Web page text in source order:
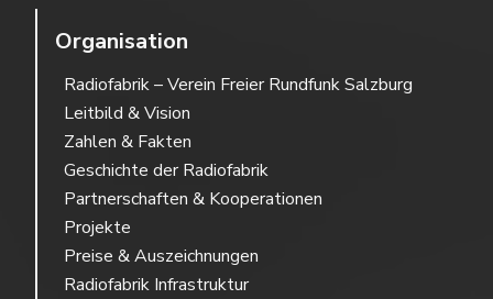
Organisation
Radiofabrik – Verein Freier Rundfunk Salzburg
Leitbild & Vision
Zahlen & Fakten
Geschichte der Radiofabrik
Partnerschaften & Kooperationen
Projekte
Preise & Auszeichnungen
Radiofabrik Infrastruktur